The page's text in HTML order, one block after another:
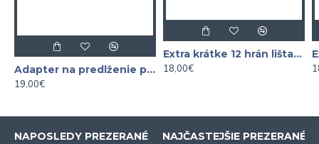
Adapter na predlženie plochých kľúčov UNIVERZÁL
19,00€
Extra krátke 12 hrán lišta XZN 1/4" - 3/8"
18,00€
NAPOSLEDY PREZERANÉ NAJČASTEJŠIE PREZERANÉ